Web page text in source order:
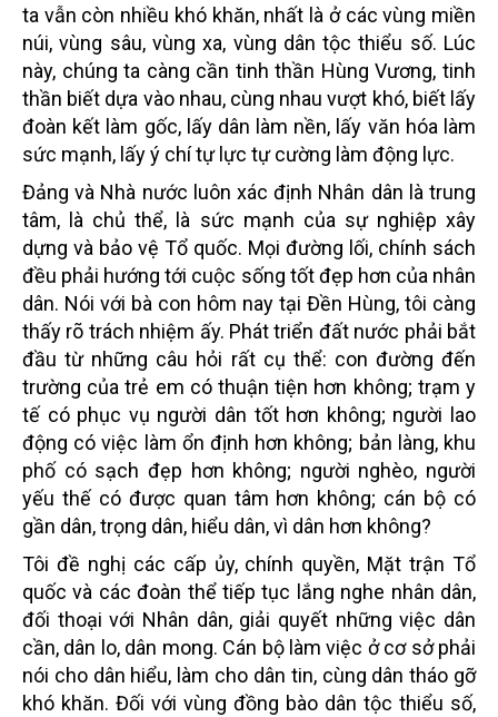
ta vẫn còn nhiều khó khăn, nhất là ở các vùng miền
núi, vùng sâu, vùng xa, vùng dân tộc thiểu số. Lúc
này, chúng ta càng cần tinh thần Hùng Vương, tinh
thần biết dựa vào nhau, cùng nhau vượt khó, biết lấy
đoàn kết làm gốc, lấy dân làm nền, lấy văn hóa làm
sức mạnh, lấy ý chí tự lực tự cường làm động lực.
Đảng và Nhà nước luôn xác định Nhân dân là trung
tâm, là chủ thể, là sức mạnh của sự nghiệp xây
dựng và bảo vệ Tổ quốc. Mọi đường lối, chính sách
đều phải hướng tới cuộc sống tốt đẹp hơn của nhân
dân. Nói với bà con hôm nay tại Đền Hùng, tôi càng
thấy rõ trách nhiệm ấy. Phát triển đất nước phải bắt
đầu từ những câu hỏi rất cụ thể: con đường đến
trường của trẻ em có thuận tiện hơn không; trạm y
tế có phục vụ người dân tốt hơn không; người lao
động có việc làm ổn định hơn không; bản làng, khu
phố có sạch đẹp hơn không; người nghèo, người
yếu thế có được quan tâm hơn không; cán bộ có
gần dân, trọng dân, hiểu dân, vì dân hơn không?
Tôi đề nghị các cấp ủy, chính quyền, Mặt trận Tổ
quốc và các đoàn thể tiếp tục lắng nghe nhân dân,
đối thoại với Nhân dân, giải quyết những việc dân
cần, dân lo, dân mong. Cán bộ làm việc ở cơ sở phải
nói cho dân hiểu, làm cho dân tin, cùng dân tháo gỡ
khó khăn. Đối với vùng đồng bào dân tộc thiểu số,